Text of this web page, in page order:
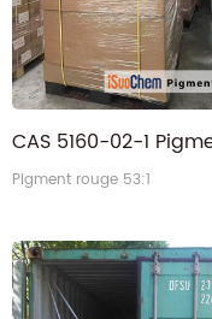
Pigment rouge 53:1